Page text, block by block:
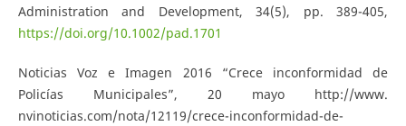
Administration and Development, 34(5), pp. 389-405,
https://doi.org/10.1002/pad.1701
Noticias Voz e Imagen 2016 “Crece inconformidad de
Policías Municipales”, 20 mayo http://www.
nvinoticias.com/nota/12119/crece-inconformidad-de-